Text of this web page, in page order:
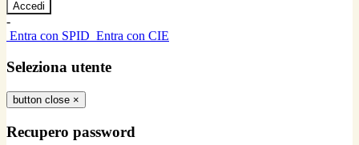
-
Entra con SPID Entra con CIE
Seleziona utente
button close ×
Recupero password